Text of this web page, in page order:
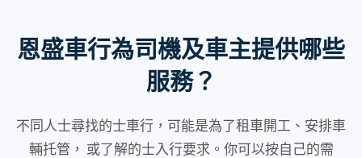
恩盛車行為司機及車主提供哪些
服務？
不同人士尋找的士車行，可能是為了租車開工、安排車
輛托管， 或了解的士入行要求。你可以按自己的需